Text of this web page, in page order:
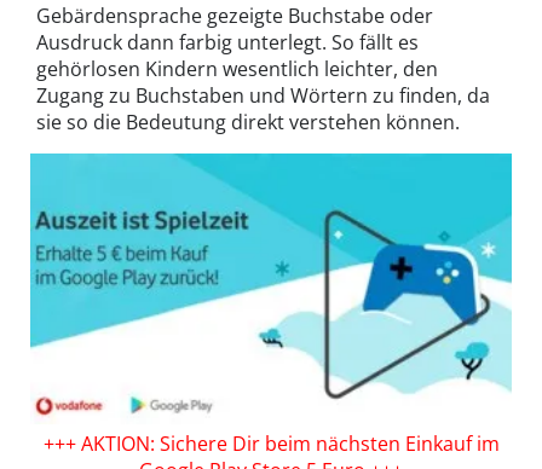
Gebärdensprache gezeigte Buchstabe oder
Ausdruck dann farbig unterlegt. So fällt es
gehörlosen Kindern wesentlich leichter, den
Zugang zu Buchstaben und Wörtern zu finden, da
sie so die Bedeutung direkt verstehen können.
+++ AKTION: Sichere Dir beim nächsten Einkauf im